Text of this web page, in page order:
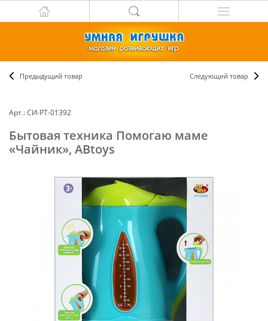
Предыдущий товар Следующий товар
Арт.: СИ-PT-01392
Бытовая техника Помогаю маме
«Чайник», ABtoys